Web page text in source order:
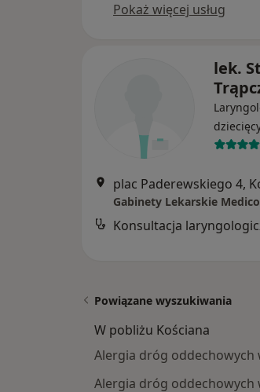
Pokaż więcej usług
lek.
plac Paderewskiego 4,
Gabinety Lekarskie
Konsultacja
Powiązane wyszukiwania
W pobliżu Kościana
Alergia dróg oddechowych
Alergia dróg oddechowych